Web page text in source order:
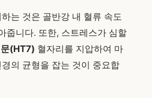
는 것은 골반강 내 혈류 속도
줍니다. 또한, 스트레스가 심할
(HT7) 혈자리를 지압하여 마
의 균형을 잡는 것이 중요합